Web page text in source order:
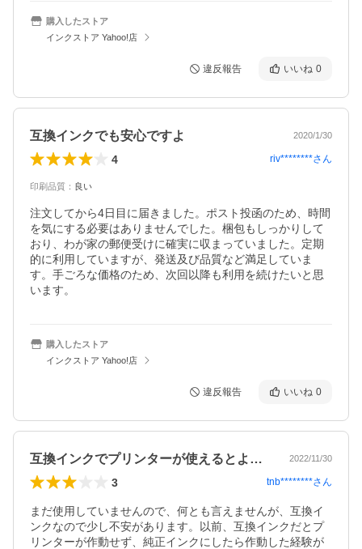
購入したストア
インクストア Yahoo!店
違反報告 いいね 0
互換インクでも安心ですよ 2020/1/30
4 riv********さん
印刷品質 ： 良い
注文してから4日目に届きました。ポスト投函のため、時間
を気にする必要はありませんでした。梱包もしっかりして
おり、わが家の郵便受けに確実に収まっていました。定期
的に利用していますが、発送及び品質など満足していま
す。手ごろな価格のため、次回以降も利用を続けたいと思
います。
購入したストア
インクストア Yahoo!店
違反報告 いいね 0
互換インクでプリンターが使えるとよいです 2022/11/30
3 tnb********さん
まだ使用していませんので、何とも言えませんが、互換イ
ンクなので少し不安があります。以前、互換インクだとプ
リンターが作動せず、純正インクにしたら作動した経験が